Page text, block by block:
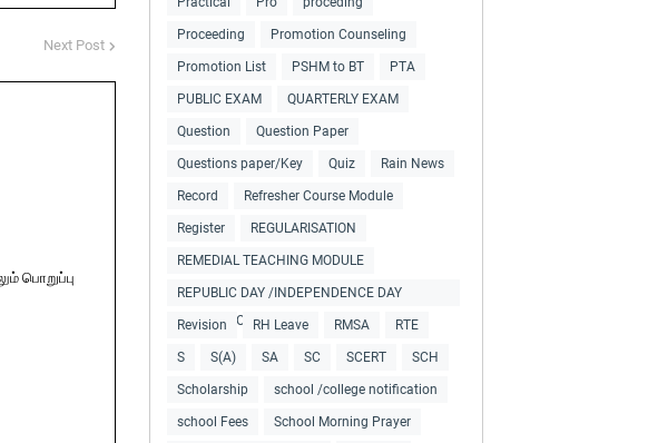
Next Post
பொறுப்பு
Proceeding Promotion Counseling
Promotion List PSHM to BT PTA
PUBLIC EXAM QUARTERLY EXAM
Question Question Paper
Questions paper/Key Quiz Rain News
Record Refresher Course Module
Register REGULARISATION
REMEDIAL TEACHING MODULE
REPUBLIC DAY /INDEPENDENCE DAY
COLLECTIONS
Revision RH Leave RMSA RTE
S S(A) SA SC SCERT SCH
Scholarship school /college notification
school Fees School Morning Prayer